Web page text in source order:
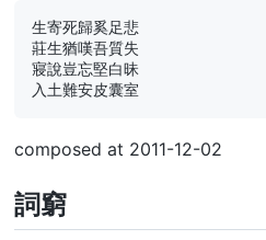
生寄死歸奚足悲
莊生猶嘆吾質失
寢說豈忘堅白昧
composed at 2011-12-02
詞窮